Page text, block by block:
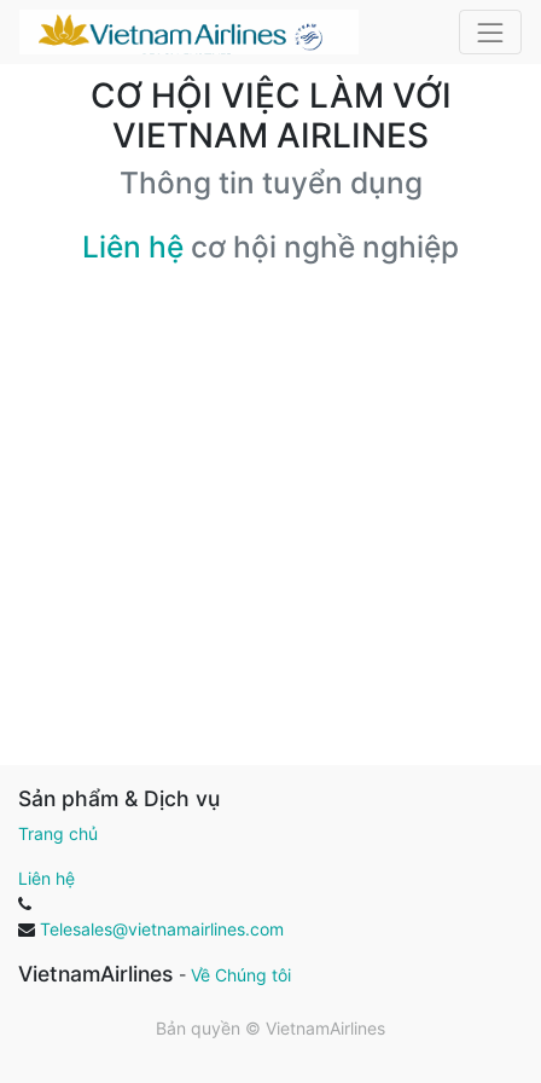
CƠ HỘI VIỆC LÀM VỚI
VIETNAM AIRLINES
Thông tin tuyển dụng
Liên hệ cơ hội nghề nghiệp
Sản phẩm & Dịch vụ
Trang chủ
Liên hệ
Telesales@vietnamairlines.com
VietnamAirlines - Về Chúng tôi
Bản quyền © VietnamAirlines